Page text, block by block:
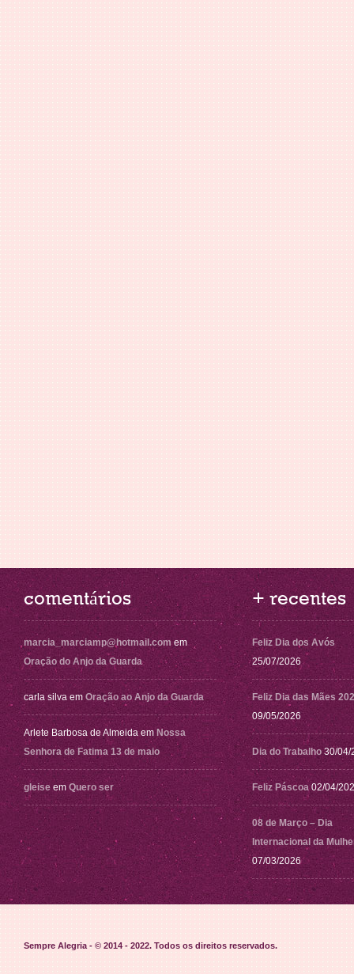
comentários
marcia_marciamp@hotmail.com em
Oração do Anjo da Guarda
carla silva em Oração ao Anjo da Guarda
Arlete Barbosa de Almeida em Nossa
Senhora de Fatima 13 de maio
gleise em Quero ser
+ recentes
Feliz Dia dos Avós
25/07/2026
Feliz Dia das Mães
09/05/2026
Dia do Trabalho 30/04/
Feliz Páscoa 02/04/
08 de Março – Dia
Internacional da
07/03/2026
Sempre Alegria - © 2014 - 2022. Todos os direitos reservados.